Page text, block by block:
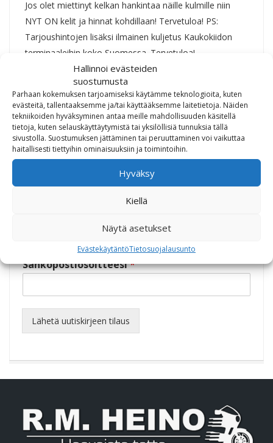
Hallinnoi evästeiden
suostumusta
Parhaan kokemuksen tarjoamiseksi käytämme teknologioita, kuten
evästeitä, tallentaaksemme ja/tai käyttääksemme laitetietoja. Näiden
tekniikoiden hyväksyminen antaa meille mahdollisuuden käsitellä
tietoja, kuten selauskäyttäytymistä tai yksilöllisiä tunnuksia tällä
sivustolla. Suostumuksen jättäminen tai peruuttaminen voi vaikuttaa
haitallisesti tiettyihin ominaisuuksiin ja toimintoihin.
Hyväksy
Kiellä
Näytä asetukset
EvästekäytäntöTietosuojalausunto
Jos olet miettinyt kelkan hankintaa näille kulmille niin
NYT ON kelit ja hinnat kohdillaan! Tervetuloa! PS:
Tarjoushintojen lisäksi ilmainen kuljetus Kaukokiidon
terminaaleihin koko Suomessa. Tervetuloa!
Share Tweet
TILAA UUTISKIRJEEMME
Sähköpostiosoitteesi*
Lähetä uutiskirjeen tilaus